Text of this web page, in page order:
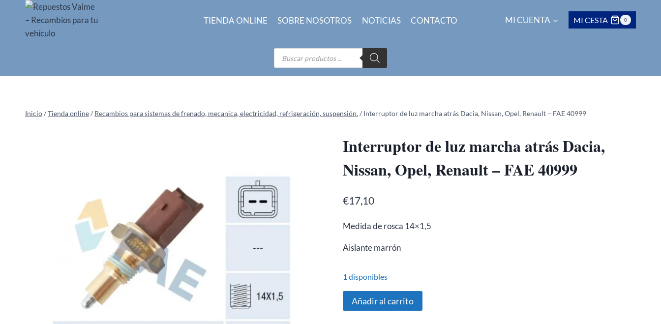
contenido
TIENDA ONLINE SOBRE NOSOTROS NOTICIAS CONTACTO MI CUENTA MI CESTA 0
Búsqueda
de
productos
Inicio/Tienda online/ Recambios para sistemas de frenado, mecanica, electricidad, refrigeración, suspensión./ Interruptor de luz marcha atrás Dacia, Nissan, Opel, Renault – FAE 40999
Interruptor de luz marcha atrás Dacia,
Nissan, Opel, Renault – FAE 40999
€17,10
Medida de rosca 14×1,5
Aislante marrón
1 disponibles
Interruptor
de
Añadir al carrito